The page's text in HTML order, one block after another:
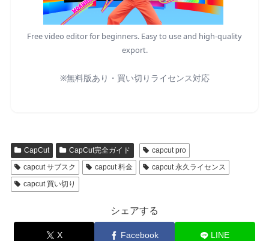
Free video editor for beginners. Easy to use and high-quality
export.
※無料版あり・買い切りライセンス対応
CapCut CapCut完全ガイド
capcut pro
capcut サブスク
capcut 料金
capcut 永久ライセンス
capcut 買い切り
シェアする
X Facebook LINE